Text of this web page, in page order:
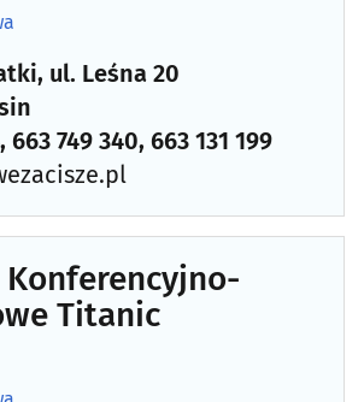
ul. Leśna 20
663 749 340, 663 131 199
Titanic